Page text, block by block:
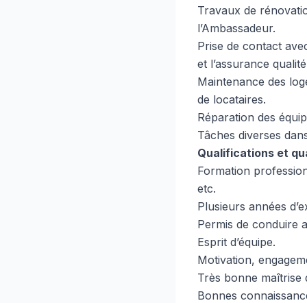
Travaux de
l’Ambassadeur.
Prise de contact
et l’assurance
Maintenance des
de locataires.
Réparation des
Tâches diverses
Qualifications et
Formation
etc.
Plusieurs années
Permis de conduire
Esprit d’équipe.
Motivation,
Très bonne
Bonnes